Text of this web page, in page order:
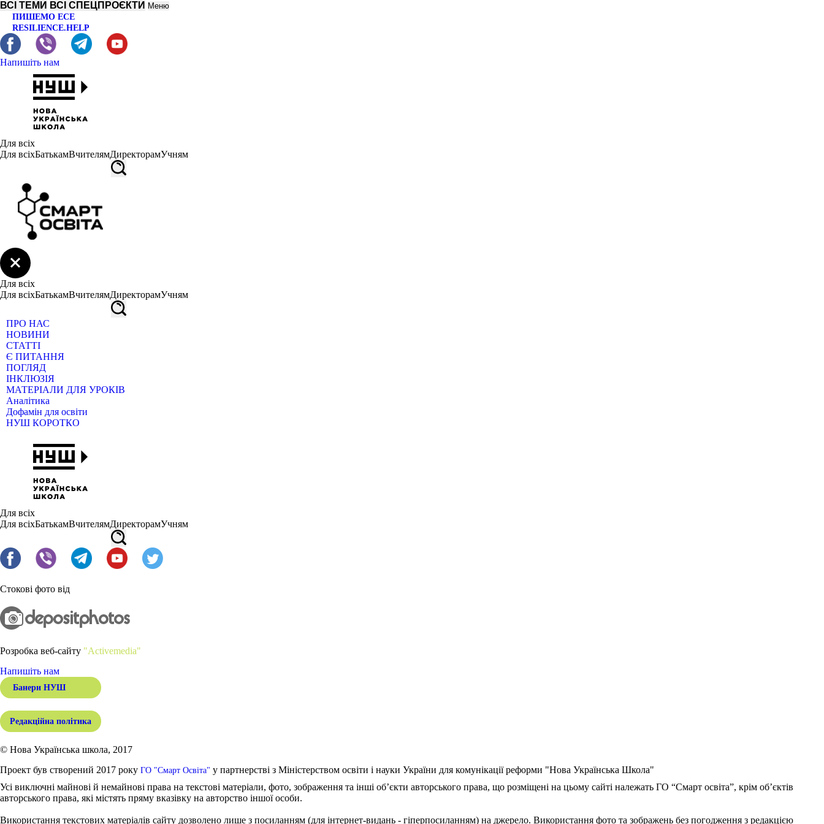
ВСІ ТЕМИ ВСІ СПЕЦПРОЄКТИ Меню
ПИШЕМО ЕСЕ
RESILIENCE.HELP
Напишіть нам
Для всіх
Для всіхБатькамВчителямДиректорамУчням
Для всіх
Для всіхБатькамВчителямДиректорамУчням
ПРО НАС
НОВИНИ
СТАТТІ
Є ПИТАННЯ
ПОГЛЯД
ІНКЛЮЗІЯ
МАТЕРІАЛИ ДЛЯ УРОКІВ
Аналітика
Дофамін для освіти
НУШ КОРОТКО
Для всіх
Для всіхБатькамВчителямДиректорамУчням
Стокові фото від
Розробка веб-сайту "Activemedia"
Напишіть нам
Банери НУШ
Редакційна політика
© Нова Українська школа, 2017
Проект був створений 2017 року ГО "Смарт Освіта" у партнерстві з Міністерством освіти і науки України для комунікації реформи "Нова Українська Школа"
Усі виключні майнові й немайнові права на текстові матеріали, фото, зображення та інші об’єкти авторського права, що розміщені на цьому сайті належать ГО “Смарт освіта”, крім об’єктів
авторського права, які містять пряму вказівку на авторство іншої особи.
Використання текстових матеріалів сайту дозволено лише з посиланням (для інтернет-видань - гіперпосиланням) на джерело. Використання фото та зображень без погодження з редакцією